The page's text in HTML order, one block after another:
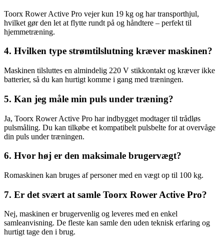
Toorx Rower Active Pro vejer kun 19 kg og har transporthjul,
hvilket gør den let at flytte rundt på og håndtere – perfekt til
hjemmetræning.
4. Hvilken type strømtilslutning kræver maskinen?
Maskinen tilsluttes en almindelig 220 V stikkontakt og kræver ikke
batterier, så du kan hurtigt komme i gang med træningen.
5. Kan jeg måle min puls under træning?
Ja, Toorx Rower Active Pro har indbygget modtager til trådløs
pulsmåling. Du kan tilkøbe et kompatibelt pulsbelte for at overvåge
din puls under træningen.
6. Hvor høj er den maksimale brugervægt?
Romaskinen kan bruges af personer med en vægt op til 100 kg.
7. Er det svært at samle Toorx Rower Active Pro?
Nej, maskinen er brugervenlig og leveres med en enkel
samleanvisning. De fleste kan samle den uden teknisk erfaring og
hurtigt tage den i brug.